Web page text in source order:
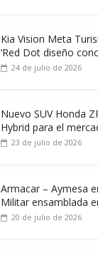
Kia Vision Meta
‘Red Dot diseño
24 de julio de 2026
Nuevo SUV Honda
Hybrid para el
23 de julio de 2026
Armacar – Aymesa
Militar ensamblada
20 de julio de 2026